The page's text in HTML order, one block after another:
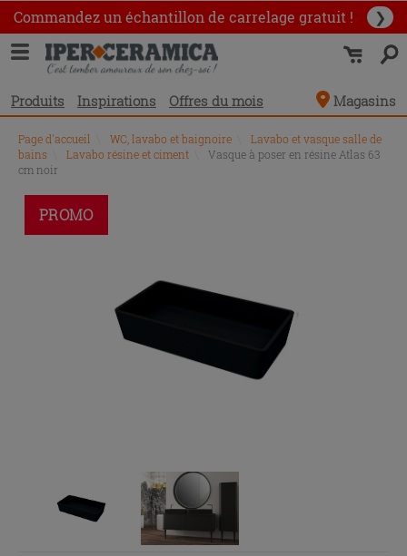
Commandez un échantillon de carrelage gratuit ! ❯
Produits Inspirations Offres du mois Magasins
Page d'accueil WC, lavabo et baignoire
Lavabo et vasque salle de
bains
Lavabo résine et ciment
Vasque à poser en résine Atlas 63
cm noir
PROMO